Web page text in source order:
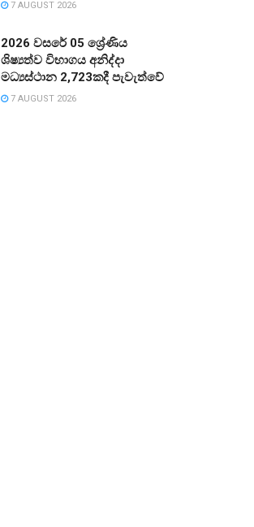
7 AUGUST 2026
2026 වසරේ 05 ශ්‍රේණිය
ශිෂ්‍යත්ව විභාගය අනිද්දා
මධ්‍යස්ථාන 2,723කදී පැවැත්වේ
7 AUGUST 2026